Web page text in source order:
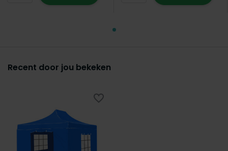
Recent door jou bekeken